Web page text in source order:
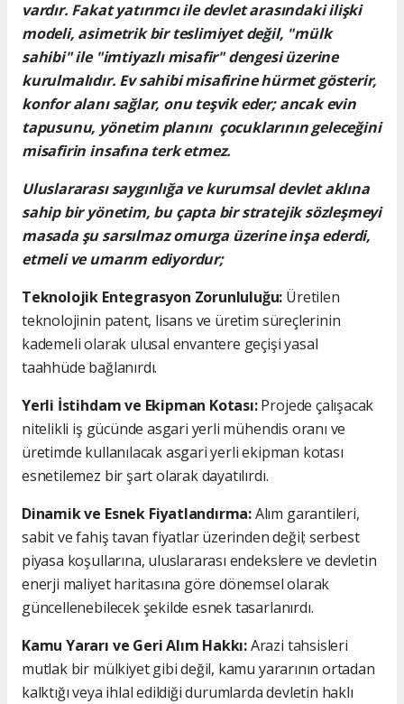
vardır. Fakat yatırımcı ile devlet arasındaki ilişki
modeli, asimetrik bir teslimiyet değil, "mülk
sahibi" ile "imtiyazlı misafir" dengesi üzerine
kurulmalıdır. Ev sahibi misafirine hürmet gösterir,
konfor alanı sağlar, onu teşvik eder; ancak evin
tapusunu, yönetim planını çocuklarının geleceğini
misafirin insafına terk etmez.
Uluslararası saygınlığa ve kurumsal devlet aklına
sahip bir yönetim, bu çapta bir stratejik sözleşmeyi
masada şu sarsılmaz omurga üzerine inşa ederdi,
etmeli ve umarım ediyordur;
Teknolojik Entegrasyon Zorunluluğu: Üretilen
teknolojinin patent, lisans ve üretim süreçlerinin
kademeli olarak ulusal envantere geçişi yasal
taahhüde bağlanırdı.
Yerli İstihdam ve Ekipman Kotası:Projede çalışacak
nitelikli iş gücünde asgari yerli mühendis oranı ve
üretimde kullanılacak asgari yerli ekipman kotası
esnetilemez bir şart olarak dayatılırdı.
Dinamik ve Esnek Fiyatlandırma:Alım garantileri,
sabit ve fahiş tavan fiyatlar üzerinden değil; serbest
piyasa koşullarına, uluslararası endekslere ve devletin
enerji maliyet haritasına göre dönemsel olarak
güncellenebilecek şekilde esnek tasarlanırdı.
Kamu Yararı ve Geri Alım Hakkı:Arazi tahsisleri
mutlak bir mülkiyet gibi değil, kamu yararının ortadan
kalktığı veya ihlal edildiği durumlarda devletin haklı